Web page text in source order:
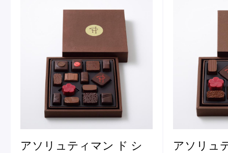
アソリュティマン ド シ
アソリュ